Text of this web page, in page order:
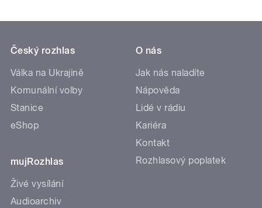
Český rozhlas
Válka na Ukrajině
Komunální volby
Stanice
eShop
mujRozhlas
Živé vysílání
Audioarchiv
O nás
Jak nás naladíte
Nápověda
Lidé v rádiu
Kariéra
Kontakt
Rozhlasový poplatek